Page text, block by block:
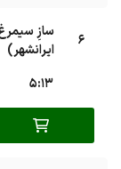
6
سازِ
ایرانشهر)
5:13